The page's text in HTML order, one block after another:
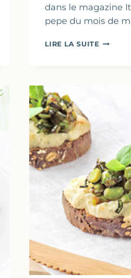
dans le magazine
pepe du mois de
LIRE LA SUITEGNOCCHI